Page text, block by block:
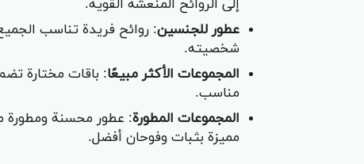
إلى الروائح المنعشة القوية.
عطور للجنسين: روائح فريدة تناسب
شخصيته.
المجموعات الأكثر مبيعًا: باقات مختارة تضم
مناسب.
المجموعات المطورة: عطور محسنة ومطورة
مميزة بثبات وفوحان أفضل.